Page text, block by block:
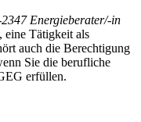
Energieberater/-in
eine Tätigkeit als
auch die Berechtigung
Sie die berufliche
erfüllen.